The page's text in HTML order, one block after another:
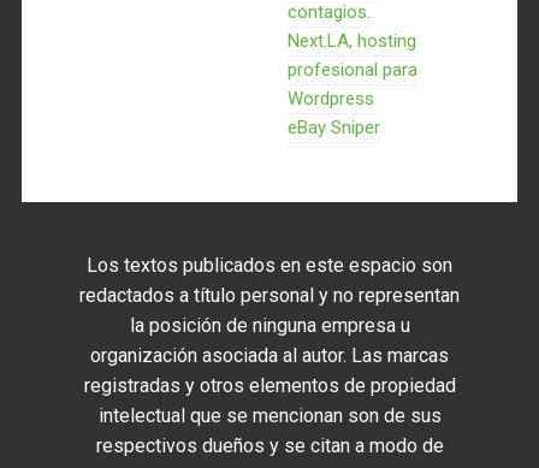
contagios.
Next.LA, hosting
profesional para
Wordpress
eBay Sniper
Los textos publicados en este espacio son
redactados a título personal y no representan
la posición de ninguna empresa u
organización asociada al autor. Las marcas
registradas y otros elementos de propiedad
intelectual que se mencionan son de sus
respectivos dueños y se citan a modo de